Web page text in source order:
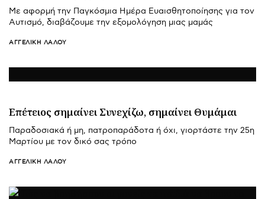
Με αφορμή την Παγκόσμια Ημέρα Ευαισθητοποίησης για τον
Αυτισμό, διαβάζουμε την εξομολόγηση μιας μαμάς
ΑΓΓΕΛΙΚΉ ΛΆΛΟΥ
Επέτειος σημαίνει Συνεχίζω, σημαίνει Θυμάμαι
Παραδοσιακά ή μη, πατροπαράδοτα ή όχι, γιορτάστε την 25η
Μαρτίου με τον δικό σας τρόπο
ΑΓΓΕΛΙΚΉ ΛΆΛΟΥ